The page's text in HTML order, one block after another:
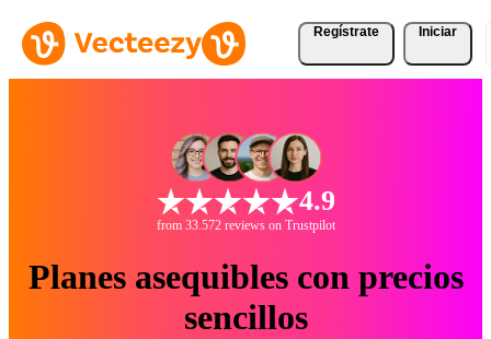
Regístrate Iniciar
4.9
from 33.572 reviews on Trustpilot
Planes asequibles con precios
sencillos